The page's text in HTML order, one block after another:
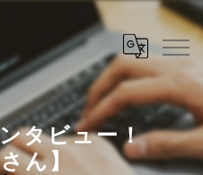
タビュー！
ん】